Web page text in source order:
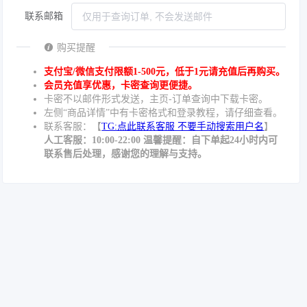
联系邮箱
购买提醒
支付宝/微信支付限额1-500元，低于1元请充值后再购买。
会员充值享优惠，卡密查询更便捷。
卡密不以邮件形式发送，主页-订单查询中下载卡密。
左侧“商品详情”中有卡密格式和登录教程，请仔细查看。
联系客服：【TG:点此联系客服 不要手动搜索用户名 】
人工客服：10:00-22:00 温馨提醒：自下单起24小时内可
联系售后处理，感谢您的理解与支持。